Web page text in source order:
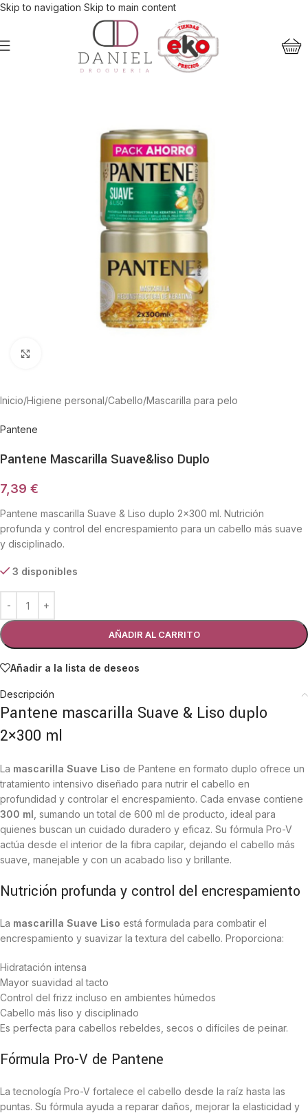
Skip to navigation Skip to main content
Inicio/Higiene personal/Cabello/Mascarilla para pelo
Pantene
Pantene Mascarilla Suave&liso Duplo
7,39 €
Pantene mascarilla Suave & Liso duplo 2×300 ml. Nutrición
profunda y control del encrespamiento para un cabello más suave
y disciplinado.
3 disponibles
AÑADIR AL CARRITO
Añadir a la lista de deseos
Descripción
Pantene mascarilla Suave & Liso duplo
2×300 ml
La mascarilla Suave Liso de Pantene en formato duplo ofrece un
tratamiento intensivo diseñado para nutrir el cabello en
profundidad y controlar el encrespamiento. Cada envase contiene
300 ml , sumando un total de 600 ml de producto, ideal para
quienes buscan un cuidado duradero y eficaz. Su fórmula Pro-V
actúa desde el interior de la fibra capilar, dejando el cabello más
suave, manejable y con un acabado liso y brillante.
Nutrición profunda y control del encrespamiento
La mascarilla Suave Liso está formulada para combatir el
encrespamiento y suavizar la textura del cabello. Proporciona:
Hidratación intensa
Mayor suavidad al tacto
Control del frizz incluso en ambientes húmedos
Cabello más liso y disciplinado
Es perfecta para cabellos rebeldes, secos o difíciles de peinar.
Fórmula Pro-V de Pantene
La tecnología Pro-V fortalece el cabello desde la raíz hasta las
puntas. Su fórmula ayuda a reparar daños, mejorar la elasticidad y